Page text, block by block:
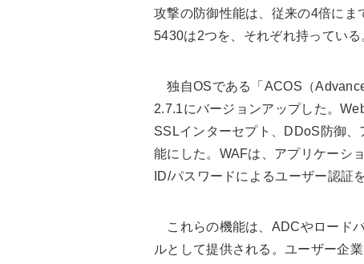
攻撃の防御性能は、従来の4倍にま
5430は2つを、それぞれ持っている
独自OSである「ACOS（
2.7.1にバージョンアップした。
SSLインターセプト、DDoS防御
能にした。WAFは、アプリケーシ
ID/パスワードによるユーザー認証
これらの機能は、ADCやロード
ルとして提供される。ユーザー企